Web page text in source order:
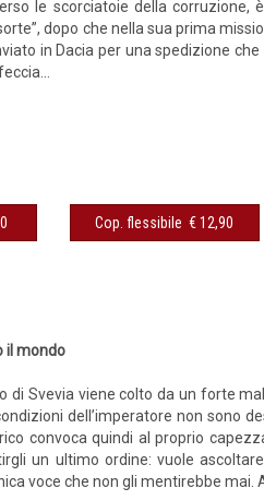
le scorciatoie della corruzione,
dopo che nella sua prima
in Dacia per una spedizione
Cop. flessibile € 12,90
il mondo
di Svevia viene colto da un forte
dell’imperatore non sono
convoca quindi al proprio
un ultimo ordine: vuole
voce che non gli mentirebbe mai.